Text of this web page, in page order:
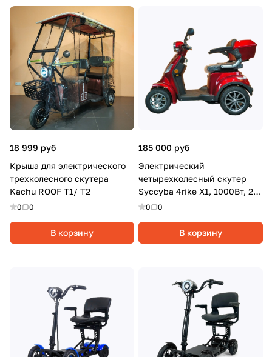
18 999 руб
Крыша для электрического
трехколесного скутера
Kachu ROOF T1/ T2
0 0
В корзину
185 000 руб
Электрический
четырехколесный скутер
Syccyba 4rike X1, 1000Вт, 20
Ач, Красный
0 0
В корзину